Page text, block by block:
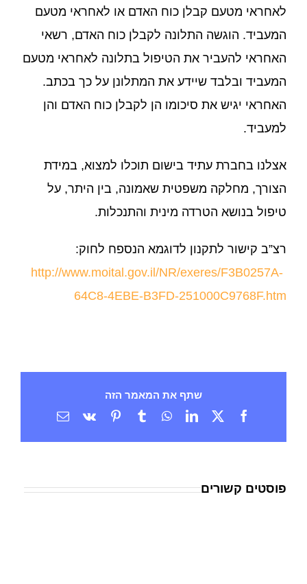
לאחראי מטעם קבלן כוח האדם או לאחראי מטעם
המעביד. הוגשה התלונה לקבלן כוח האדם, רשאי
האחראי להעביר את הטיפול בתלונה לאחראי מטעם
המעביד ובלבד שיידע את המתלונן על כך בכתב.
האחראי יגיש את סיכומו הן לקבלן כוח האדם והן
למעביד.
אצלנו בחברת עתיד בישום תוכלו למצוא, במידת
הצורך, מחלקה משפטית שאמונה, בין היתר, על
טיפול בנושא הטרדה מינית והתנכלות.
רצ”ב קישור לתקנון לדוגמא הנספח לחוק:
http://www.moital.gov.il/NR/exeres/F3B0257A-
64C8-4EBE-B3FD-251000C9768F.htm
שתף את המאמר הזה
Facebook
LinkedIn
WhatsApp
Tumblr
Pinterest
Vk
כתובת
אלקטרוני
פוסטים קשורים